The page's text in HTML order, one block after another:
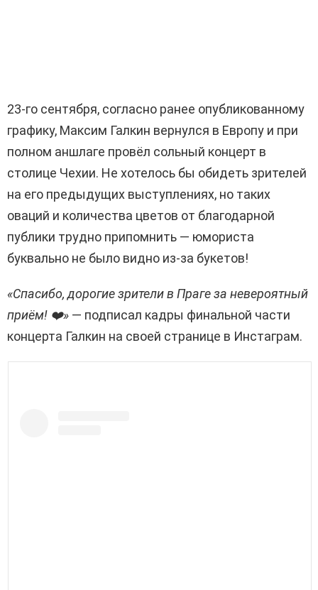
23-го сентября, согласно ранее опубликованному
графику, Максим Галкин вернулся в Европу и при
полном аншлаге провёл сольный концерт в
столице Чехии. Не хотелось бы обидеть зрителей
на его предыдущих выступлениях, но таких
оваций и количества цветов от благодарной
публики трудно припомнить — юмориста
буквально не было видно из-за букетов!
«Спасибо, дорогие зрители в Праге за невероятный
приём! ❤️» — подписал кадры финальной части
концерта Галкин на своей странице в Инстаграм.